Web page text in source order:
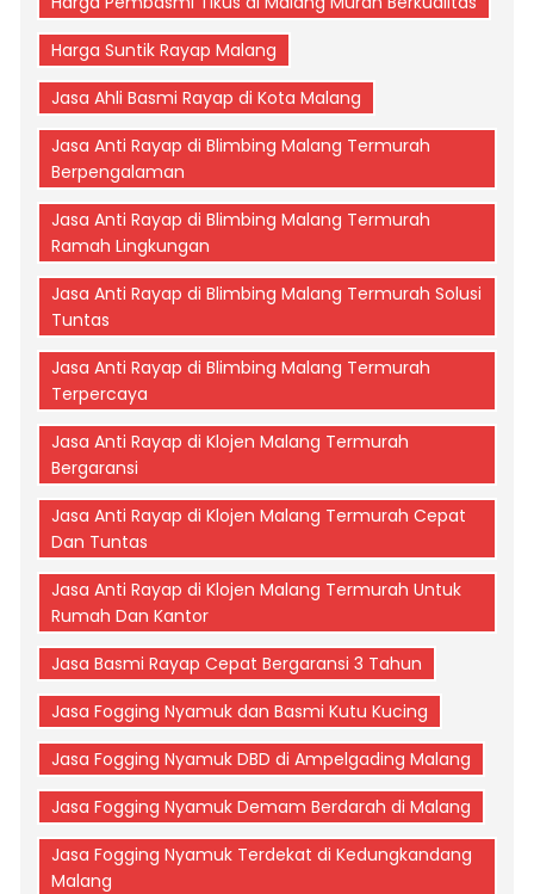
Harga Suntik Rayap Malang
Jasa Ahli Basmi Rayap di Kota Malang
Jasa Anti Rayap di Blimbing Malang Termurah
Berpengalaman
Jasa Anti Rayap di Blimbing Malang Termurah
Ramah Lingkungan
Jasa Anti Rayap di Blimbing Malang Termurah Solusi
Tuntas
Jasa Anti Rayap di Blimbing Malang Termurah
Terpercaya
Jasa Anti Rayap di Klojen Malang Termurah
Bergaransi
Jasa Anti Rayap di Klojen Malang Termurah Cepat
Dan Tuntas
Jasa Anti Rayap di Klojen Malang Termurah Untuk
Rumah Dan Kantor
Jasa Basmi Rayap Cepat Bergaransi 3 Tahun
Jasa Fogging Nyamuk dan Basmi Kutu Kucing
Jasa Fogging Nyamuk DBD di Ampelgading Malang
Jasa Fogging Nyamuk Demam Berdarah di Malang
Jasa Fogging Nyamuk Terdekat di Kedungkandang
Malang